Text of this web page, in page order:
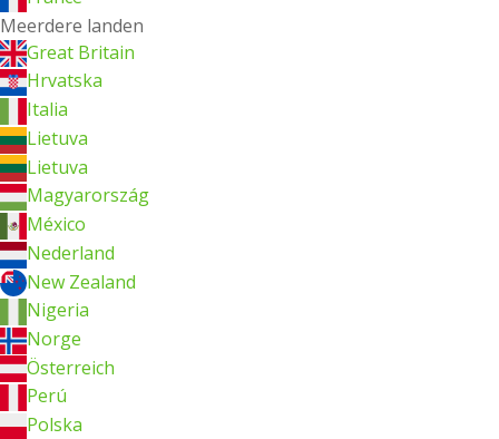
Meerdere landen
Great Britain
Hrvatska
Italia
Lietuva
Lietuva
Magyarország
México
Nederland
New Zealand
Nigeria
Norge
Österreich
Perú
Polska